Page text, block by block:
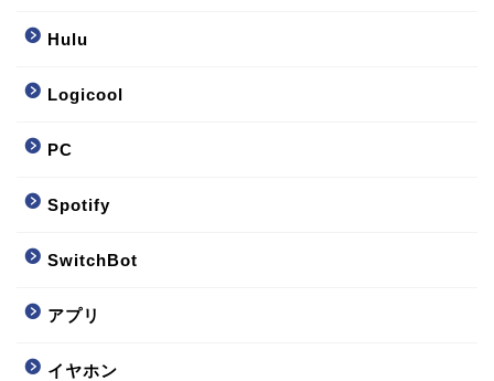
Hulu
Logicool
PC
Spotify
SwitchBot
アプリ
イヤホン